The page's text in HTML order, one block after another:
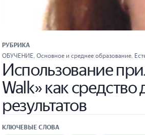
РУБРИКА
ОБУЧЕНИЕ Основное и среднее образование
Использование
Walk» как
результатов
КЛЮЧЕВЫЕ СЛОВА